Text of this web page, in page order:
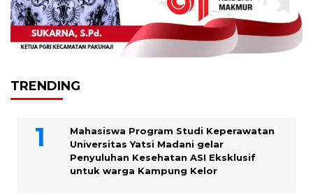
TRENDING
Mahasiswa Program Studi Keperawatan
Universitas Yatsi Madani gelar
Penyuluhan Kesehatan ASI Eksklusif
untuk warga Kampung ‎Kelor